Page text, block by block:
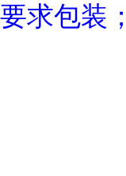
要求包装